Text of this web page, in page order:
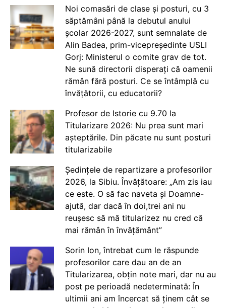
Noi comasări de clase și posturi, cu 3
săptămâni până la debutul anului
școlar 2026-2027, sunt semnalate de
Alin Badea, prim-vicepreședinte USLI
Gorj: Ministerul o comite grav de tot.
Ne sună directorii disperați că oamenii
rămân fără posturi. Ce se întâmplă cu
învățătorii, cu educatorii?
Profesor de Istorie cu 9.70 la
Titularizare 2026: Nu prea sunt mari
așteptările. Din păcate nu sunt posturi
titularizabile
Ședințele de repartizare a profesorilor
2026, la Sibiu. Învățătoare: „Am zis iau
ce este. O să fac naveta și Doamne-
ajută, dar dacă în doi,trei ani nu
reușesc să mă titularizez nu cred că
mai rămân în învățământ”
Sorin Ion, întrebat cum le răspunde
profesorilor care dau an de an
Titularizarea, obțin note mari, dar nu au
post pe perioadă nedeterminată: În
ultimii ani am încercat să ținem cât se